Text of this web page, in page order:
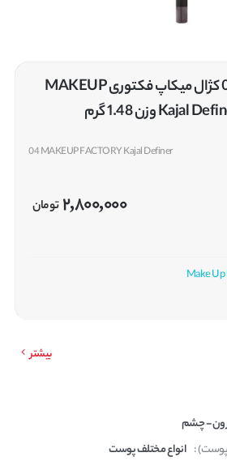
مداد چشم شماره 04 کژال میکاپ فکتوری MAKEUP
04 MAKEUP FACTORY Kajal Definer
2,800,000 تومان
بیشتر
- چشم
: انواع مختلف پوست